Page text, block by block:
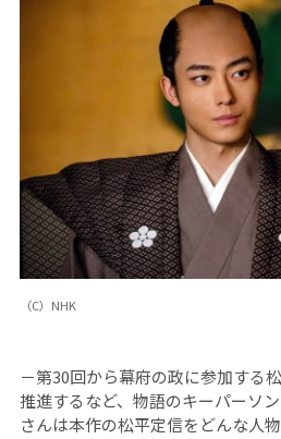
（C）NHK
－第30回から幕府の政に参加する
推進するなど、物語のキーパーソ
さんは本作の松平定信をどんな人